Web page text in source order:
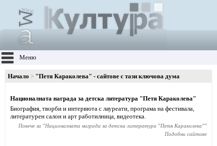
Меню
Начало "Петя Караколева" - сайтове с тази ключова дума
Националната награда за детска литература "Петя Караколева"
Биография, творби и интервюта с лауреати, програма на фестивалa,
литературен салон и арт работилница, видеотека.
Повече за "Националната награда за детска литература "Петя Караколева""
Подобни сайтове